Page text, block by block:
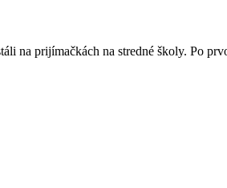
na prijímačkách na stredné školy. Po